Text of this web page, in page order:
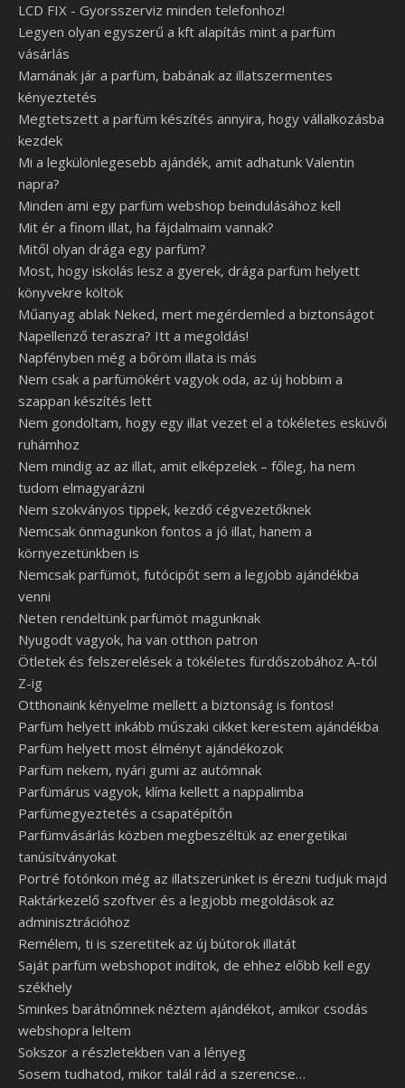
LCD FIX - Gyorsszerviz minden telefonhoz!
Legyen olyan egyszerű a kft alapítás mint a parfüm
vásárlás
Mamának jár a parfüm, babának az illatszermentes
kényeztetés
Megtetszett a parfüm készítés annyira, hogy vállalkozásba
kezdek
Mi a legkülönlegesebb ajándék, amit adhatunk Valentin
napra?
Minden ami egy parfüm webshop beindulásához kell
Mit ér a finom illat, ha fájdalmaim vannak?
Mitől olyan drága egy parfüm?
Most, hogy iskolás lesz a gyerek, drága parfüm helyett
könyvekre költök
Műanyag ablak Neked, mert megérdemled a biztonságot
Napellenző teraszra? Itt a megoldás!
Napfényben még a bőröm illata is más
Nem csak a parfümökért vagyok oda, az új hobbim a
szappan készítés lett
Nem gondoltam, hogy egy illat vezet el a tökéletes esküvői
ruhámhoz
Nem mindig az az illat, amit elképzelek – főleg, ha nem
tudom elmagyarázni
Nem szokványos tippek, kezdő cégvezetőknek
Nemcsak önmagunkon fontos a jó illat, hanem a
környezetünkben is
Nemcsak parfümöt, futócipőt sem a legjobb ajándékba
venni
Neten rendeltünk parfümöt magunknak
Nyugodt vagyok, ha van otthon patron
Ötletek és felszerelések a tökéletes fürdőszobához A-tól
Z-ig
Otthonaink kényelme mellett a biztonság is fontos!
Parfüm helyett inkább műszaki cikket kerestem ajándékba
Parfüm helyett most élményt ajándékozok
Parfüm nekem, nyári gumi az autómnak
Parfümárus vagyok, klíma kellett a nappalimba
Parfümegyeztetés a csapatépítőn
Parfümvásárlás közben megbeszéltük az energetikai
tanúsítványokat
Portré fotónkon még az illatszerünket is érezni tudjuk majd
Raktárkezelő szoftver és a legjobb megoldások az
adminisztrációhoz
Remélem, ti is szeretitek az új bútorok illatát
Saját parfüm webshopot indítok, de ehhez előbb kell egy
székhely
Sminkes barátnőmnek néztem ajándékot, amikor csodás
webshopra leltem
Sokszor a részletekben van a lényeg
Sosem tudhatod, mikor talál rád a szerencse…